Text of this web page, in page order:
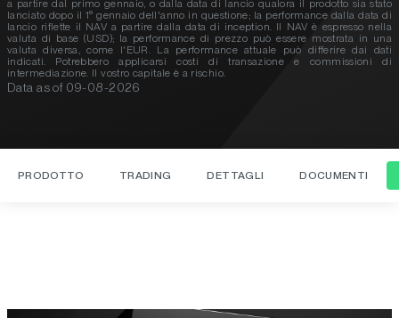
a partire dal primo gennaio, o dalla data di lancio qualora il prodotto sia stato
lanciato dopo il 1° gennaio dell'anno in questione; la performance dalla data di
lancio riflette il NAV a partire dalla data di inception. Il NAV è espresso nella
valuta di base (USD); la performance di prezzo può essere mostrata in una
valuta diversa, come l'EUR. La performance attuale può differire dai dati
indicati. Potrebbero applicarsi costi di transazione e commissioni di
intermediazione. Il vostro capitale è a rischio.
Data as of 09-08-2026
PRODOTTO TRADING DETTAGLI DOCUMENTI